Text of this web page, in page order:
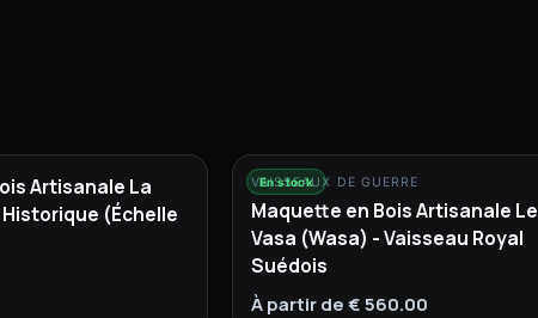
Artisanale La
(Échelle
En stock
VAISSEAUX DE GUERRE
Maquette en Bois Artisanale Le
Vasa (Wasa) - Vaisseau Royal
Suédois
À partir de € 560.00